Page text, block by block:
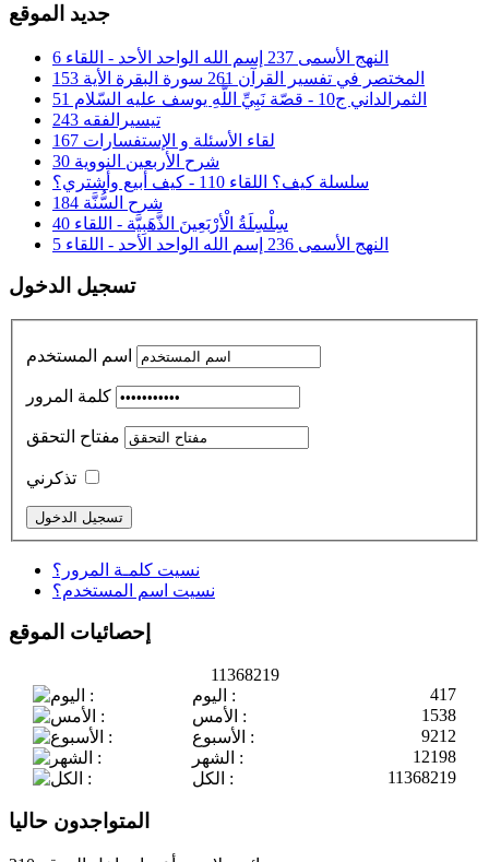
جديد الموقع
النهج الأسمى 237 إسم الله الواحد الأحد - اللقاء 6
المختصر في تفسير القرآن 261 سورة البقرة الأية 153
الثمرالداني ج10 - قصّة نَبِيِّ اللَّهِ يوسف عليه السّلام 51
تيسيرالفقه 243
لقاء الأسئلة و الإستفسارات 167
شرح الأربعين النووية 30
سلسلة كيف؟ اللقاء 110 - كيف أبيع وأشتري؟
شرح السُّنَّة 184
سِلْسِلَةُ الْأرْبَعِينَ الذَّهَبِيَّة - اللقاء 40
النهج الأسمى 236 إسم الله الواحد الأحد - اللقاء 5
تسجيل الدخول
اسم المستخدم
كلمة المرور
مفتاح التحقق
تذكرني
نسيت كلمـة المرور؟
نسيت اسم المستخدم؟
إحصائيات الموقع
11368219
اليوم :
417
الأمس :
1538
الأسبوع :
9212
الشهر :
12198
الكل :
11368219
المتواجدون حاليا